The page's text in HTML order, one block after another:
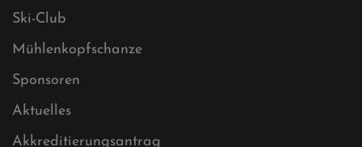
Sitemap XML
Cookies
Ski-Club
Mühlenkopfschanze
Sponsoren